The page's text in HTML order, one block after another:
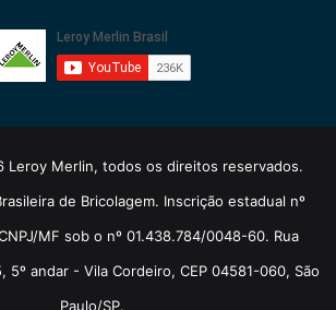
Merlin, todos os direitos reservados.
de Bricolagem. Inscrição estadual nº
MF sob o nº 01.438.784/0048-60. Rua
5º andar - Vila Cordeiro, CEP 04581-060, São
Paulo/SP.